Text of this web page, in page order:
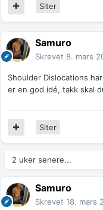
Siter
Samuro
Skrevet 8. mars
Shoulder Dislocations
er en god idé, takk skal
Siter
2 uker senere...
Samuro
Skrevet 18. mars